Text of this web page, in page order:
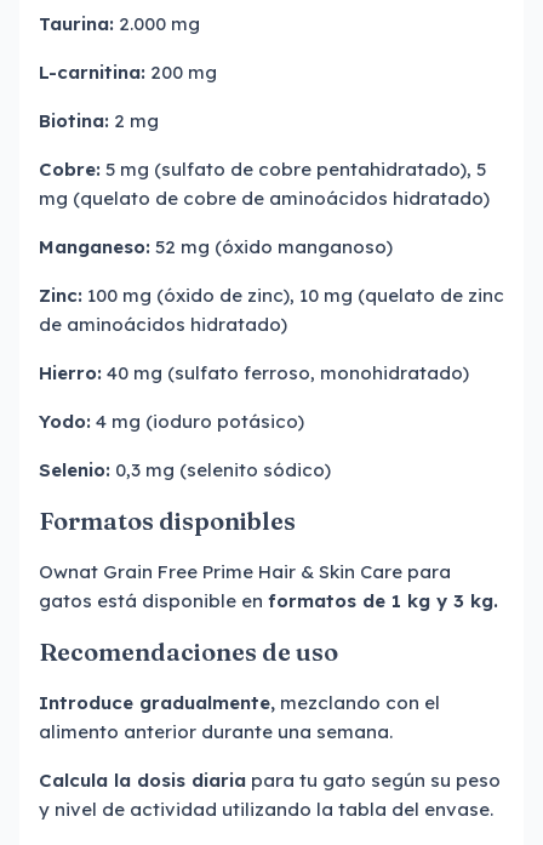
Taurina: 2.000 mg
L-carnitina: 200 mg
Biotina: 2 mg
Cobre: 5 mg (sulfato de cobre pentahidratado), 5
mg (quelato de cobre de aminoácidos hidratado)
Manganeso: 52 mg (óxido manganoso)
Zinc: 100 mg (óxido de zinc), 10 mg (quelato de zinc
de aminoácidos hidratado)
Hierro: 40 mg (sulfato ferroso, monohidratado)
Yodo: 4 mg (ioduro potásico)
Selenio: 0,3 mg (selenito sódico)
Formatos disponibles
Ownat Grain Free Prime Hair & Skin Care para
gatos está disponible en formatos de 1 kg y 3 kg.
Recomendaciones de uso
Introduce gradualmente, mezclando con el
alimento anterior durante una semana.
Calcula la dosis diaria para tu gato según su peso
y nivel de actividad utilizando la tabla del envase.